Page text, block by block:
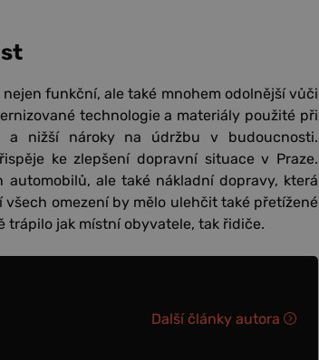
funkční, ale také mnohem odolnější vůči
technologie a materiály použité při
a nižší nároky na údržbu v budoucnosti.
ke zlepšení dopravní situace v Praze.
ale také nákladní dopravy, která
omezení by mělo ulehčit také přetížené
trápilo jak místní obyvatele, tak řidiče.
Další články autora